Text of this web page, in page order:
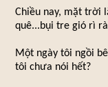
Chiều nay, mặt trời
quê...bụi tre gió rì
Một ngày tôi ngồi
tôi chưa nói hết?